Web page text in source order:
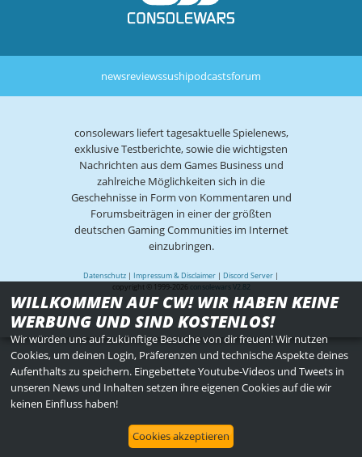
newsreviewssushipodcastsforum
consolewars liefert tagesaktuelle Spielenews,
exklusive Testberichte, sowie die wichtigsten
Nachrichten aus dem Games Business und
zahlreiche Möglichkeiten sich in die
Geschehnisse in Form von Kommentaren und
Forumsbeiträgen in einer der größten
deutschen Gaming Communities im Internet
einzubringen.
Datenschutz | Impressum & Disclaimer | Discord Server |
copyright © 1999-2026 consolewars V2.82
WILLKOMMEN AUF CW! WIR HABEN KEINE
WERBUNG UND SIND KOSTENLOS!
Wir würden uns auf zukünftige Besuche von dir freuen! Wir nutzen
Cookies, um deinen Login, Präferenzen und technische Aspekte deines
Aufenthalts zu speichern. Eingebettete Youtube-Videos und Tweets in
unseren News und Inhalten setzen ihre eigenen Cookies auf die wir
keinen Einfluss haben!
Cookies akzeptieren